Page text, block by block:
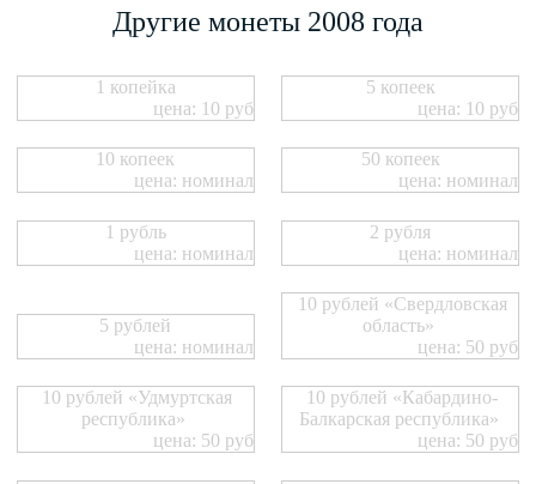
Другие монеты 2008 года
1 копейка
цена: 10 руб
5 копеек
цена: 10 руб
10 копеек
цена: номинал
50 копеек
цена: номинал
1 рубль
цена: номинал
2 рубля
цена: номинал
5 рублей
цена: номинал
10 рублей «Свердловская
область»
цена: 50 руб
10 рублей «Удмуртская
республика»
цена: 50 руб
10 рублей «Кабардино-
Балкарская республика»
цена: 50 руб